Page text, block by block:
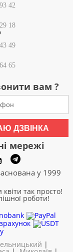
42
18
49
65
вам ?
ДЗВІНКА
мережі
у 1999
так просто!
роботи!
|